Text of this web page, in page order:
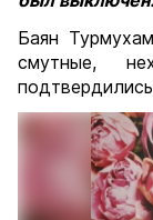
Баян
смутные,